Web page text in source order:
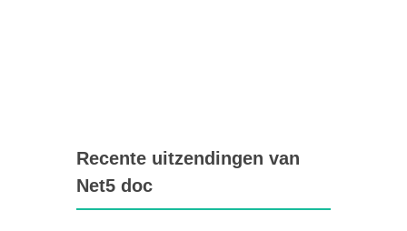
Recente uitzendingen van
Net5 doc